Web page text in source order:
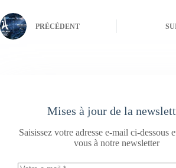
PRÉCÉDENT
Mises à jour de la
Saisissez votre adresse e-mail ci-dessous
vous à notre newsletter